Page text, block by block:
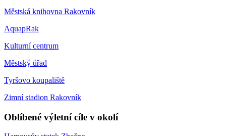
Městská knihovna Rakovník
AquapRak
Kulturní centrum
Městský úřad
Tyršovo koupaliště
Zimní stadion Rakovník
Oblíbené výletní cíle v okolí